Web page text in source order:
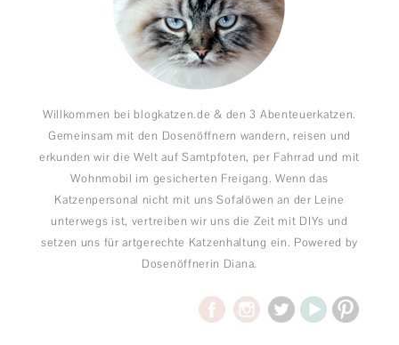
Willkommen bei blogkatzen.de & den 3 Abenteuerkatzen.
Gemeinsam mit den Dosenöffnern wandern, reisen und
erkunden wir die Welt auf Samtpfoten, per Fahrrad und mit
Wohnmobil im gesicherten Freigang. Wenn das
Katzenpersonal nicht mit uns Sofalöwen an der Leine
unterwegs ist, vertreiben wir uns die Zeit mit DIYs und
setzen uns für artgerechte Katzenhaltung ein. Powered by
Dosenöffnerin Diana.